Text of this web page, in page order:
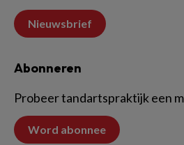
Nieuwsbrief
Abonneren
Probeer tandartspraktijk een
Word abonnee